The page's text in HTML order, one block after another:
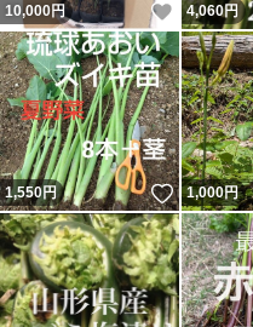
10,000円 いいね！
4,060円
1,550円 いいね！
1,000円